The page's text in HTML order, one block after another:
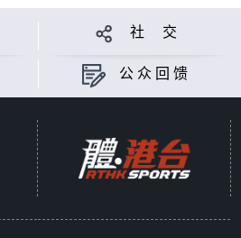
社 交
公众回馈